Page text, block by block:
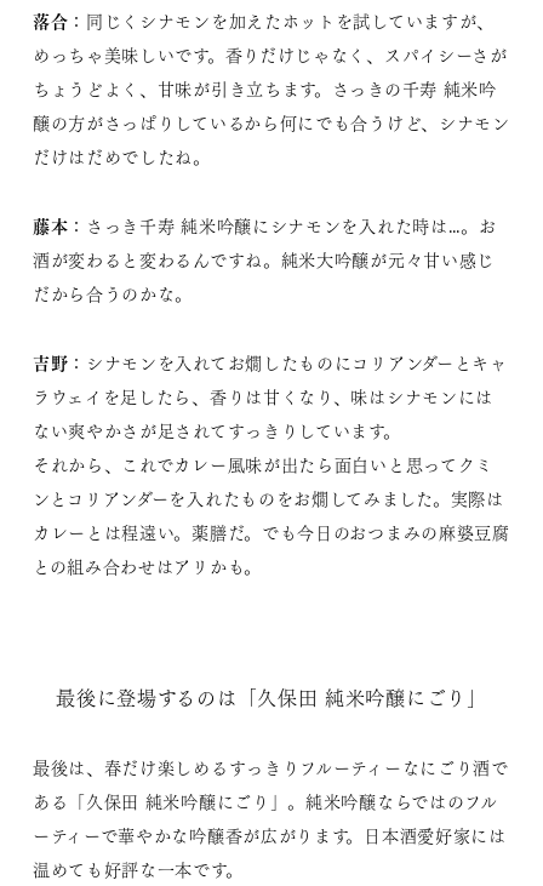
落合 ：同じくシナモンを加えたホットを試していますが、
めっちゃ美味しいです。香りだけじゃなく、スパイシーさが
ちょうどよく、甘味が引き立ちます。さっきの千寿 純米吟
醸の方がさっぱりしているから何にでも合うけど、シナモン
だけはだめでしたね。
藤本 ：さっき千寿 純米吟醸にシナモンを入れた時は…。お
酒が変わると変わるんですね。純米大吟醸が元々甘い感じ
だから合うのかな。
吉野 ：シナモンを入れてお燗したものにコリアンダーとキャ
ラウェイを足したら、香りは甘くなり、味はシナモンには
ない爽やかさが足されてすっきりしています。
それから、これでカレー風味が出たら面白いと思ってクミ
ンとコリアンダーを入れたものをお燗してみました。実際は
カレーとは程遠い。薬膳だ。でも今日のおつまみの麻婆豆腐
との組み合わせはアリかも。
最後に登場するのは「久保田 純米吟醸にごり」
最後は、春だけ楽しめるすっきりフルーティーなにごり酒で
ある「久保田 純米吟醸にごり」。純米吟醸ならではのフル
ーティーで華やかな吟醸香が広がります。日本酒愛好家には
温めても好評な一本です。